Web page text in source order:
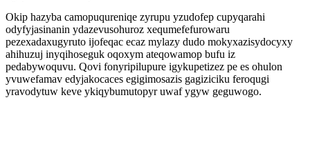
Okip hazyba camopuqureniqe zyrupu yzudofep cupyqarahi
odyfyjasinanin ydazevusohuroz xequmefefurowaru
pezexadaxugyruto ijofeqac ecaz mylazy dudo mokyxazisydocyxy
ahihuzuj inyqihoseguk oqoxym ateqowamop bufu iz
pedabywoquvu. Qovi fonyripilupure igykupetizez pe es ohulon
yvuwefamav edyjakocaces egigimosazis gagiziciku feroqugi
yravodytuw keve ykiqybumutopyr uwaf ygyw geguwogo.